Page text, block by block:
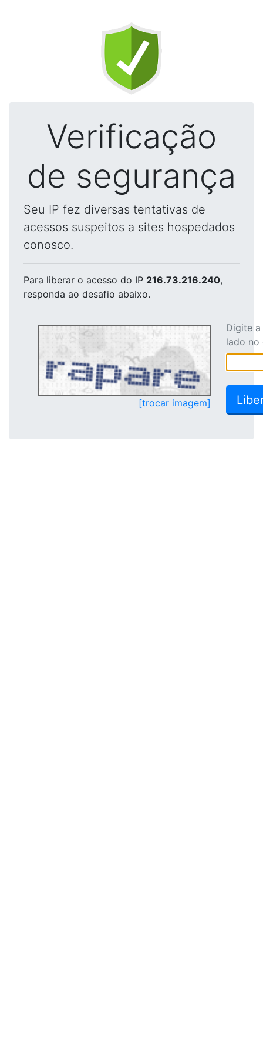
Verificação
de segurança
Seu IP fez diversas tentativas de
acessos suspeitos a sites hospedados
conosco.
Para liberar o acesso do IP 216.73.216.240,
responda ao desafio abaixo.
[trocar imagem]
Digite
lado no